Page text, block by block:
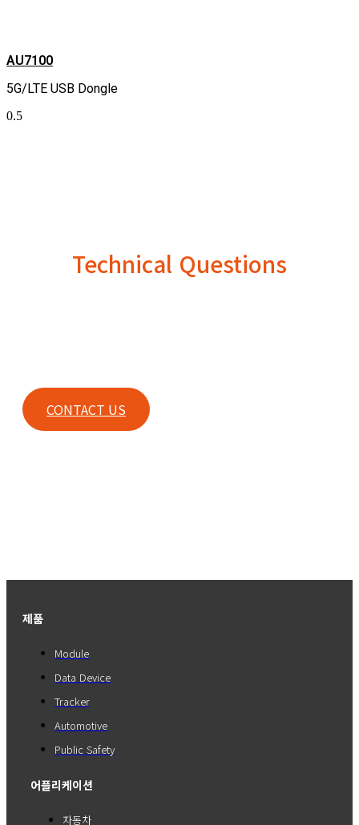
AU7100
5G/LTE USB Dongle
Technical Questions
CONTACT US
제품
Module
Data Device
Tracker
Automotive
Public Safety
어플리케이션
자동차